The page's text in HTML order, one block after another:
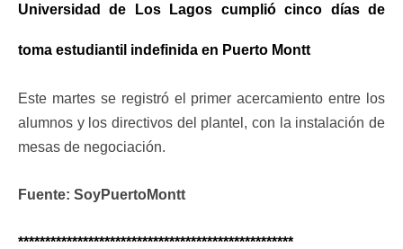
Universidad de Los Lagos cumplió cinco días de
toma estudiantil indefinida en Puerto Montt
Este martes se registró el primer acercamiento entre los
alumnos y los directivos del plantel, con la instalación de
mesas de negociación.
Fuente: SoyPuertoMontt
***************************************************